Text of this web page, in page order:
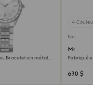
Bracelet en métal,
4
Nouveau
Montre
Fabriqué
630 $